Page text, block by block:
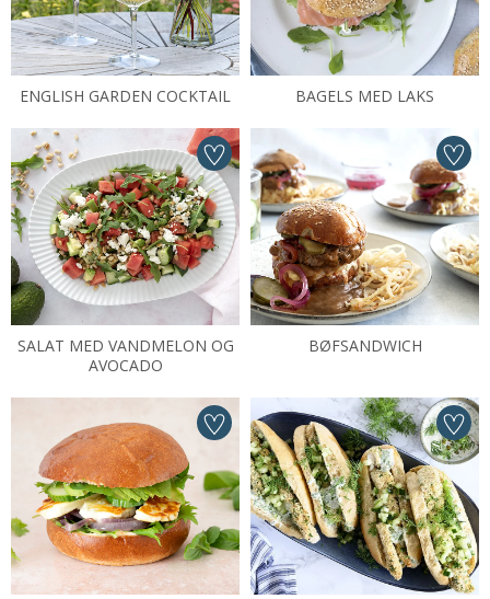
ENGLISH GARDEN COCKTAIL BAGELS MED LAKS
SALAT MED VANDMELON OG
AVOCADO
BØFSANDWICH